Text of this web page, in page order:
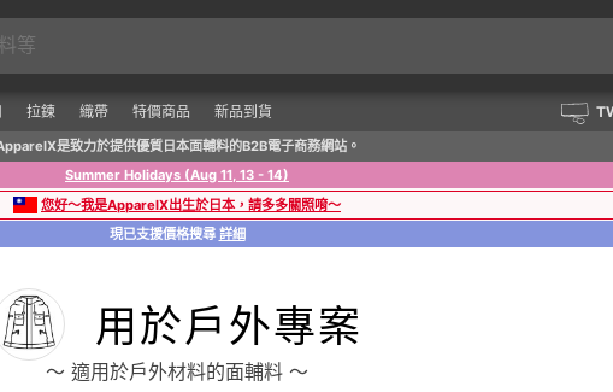
拉鍊 織帶 特價商品 新品到貨
是致力於提供優質日本面輔料的B2B電子商務網站。
Summer Holidays (Aug 11, 13 - 14)
您好～我是ApparelX出生於日本，請多多關照唷～
現已支援價格搜尋 詳細
用於戶外專案
〜 適用於戶外材料的面輔料 〜